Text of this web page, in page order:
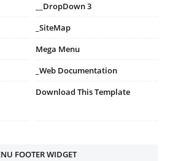
__DropDown 3
_SiteMap
Mega Menu
_Web Documentation
Download This Template
FOOTER WIDGET